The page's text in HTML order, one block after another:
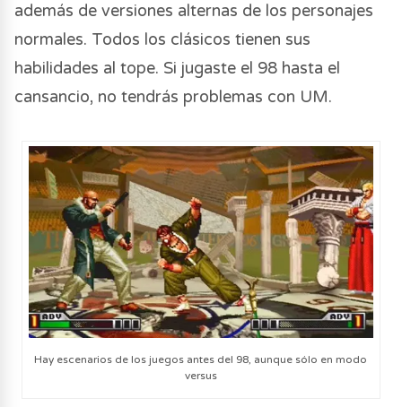
además de versiones alternas de los personajes
normales. Todos los clásicos tienen sus
habilidades al tope. Si jugaste el 98 hasta el
cansancio, no tendrás problemas con UM.
Hay escenarios de los juegos antes del 98, aunque sólo en modo
versus